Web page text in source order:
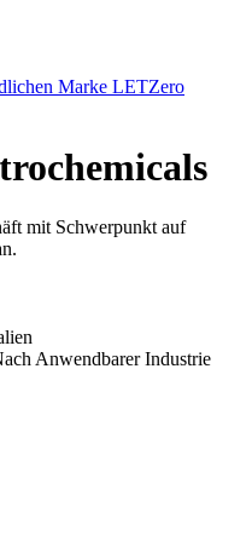
Marke LETZero
mit Schwerpunkt auf
Anwendbarer Industrie